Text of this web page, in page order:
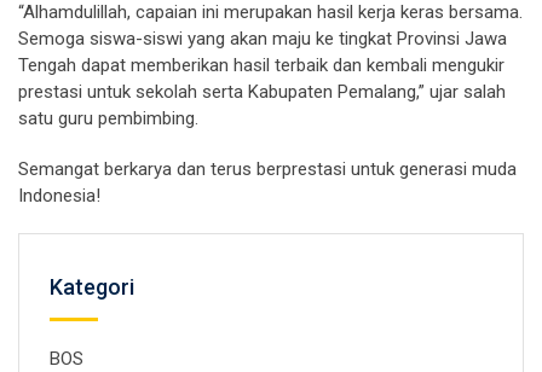
“Alhamdulillah, capaian ini merupakan hasil kerja keras bersama.
Semoga siswa-siswi yang akan maju ke tingkat Provinsi Jawa
Tengah dapat memberikan hasil terbaik dan kembali mengukir
prestasi untuk sekolah serta Kabupaten Pemalang,” ujar salah
satu guru pembimbing.
Semangat berkarya dan terus berprestasi untuk generasi muda
Indonesia!
Kategori
BOS